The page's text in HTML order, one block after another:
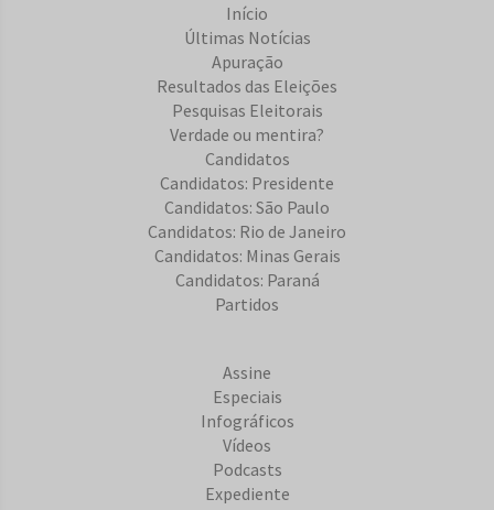
Início
Últimas Notícias
Apuração
Resultados das Eleições
Pesquisas Eleitorais
Verdade ou mentira?
Candidatos
Candidatos: Presidente
Candidatos: São Paulo
Candidatos: Rio de Janeiro
Candidatos: Minas Gerais
Candidatos: Paraná
Partidos
Assine
Especiais
Infográficos
Vídeos
Podcasts
Expediente